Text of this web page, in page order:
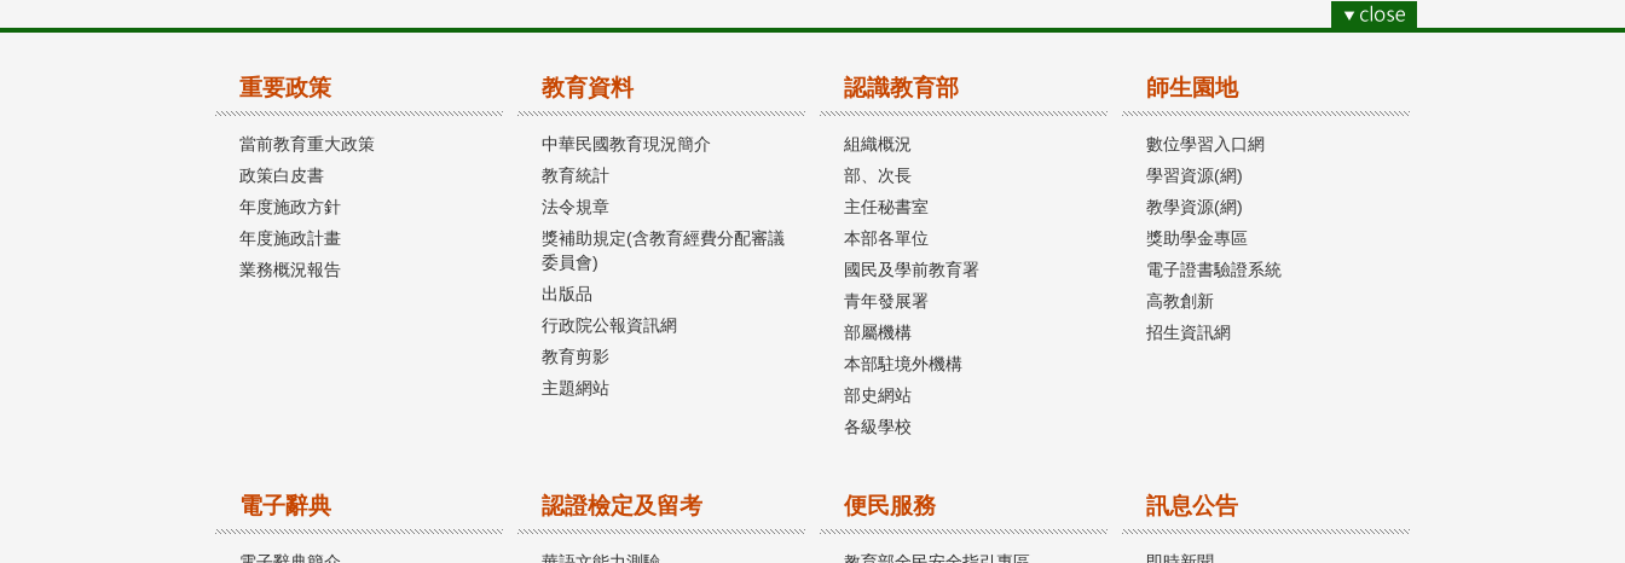
重要政策
當前教育重大政策
政策白皮書
年度施政方針
年度施政計畫
業務概況報告
教育資料
中華民國教育現況簡介
教育統計
法令規章
獎補助規定(含教育經費分配審議
委員會)
出版品
行政院公報資訊網
教育剪影
主題網站
認識教育部
組織概況
部、次長
主任秘書室
本部各單位
國民及學前教育署
青年發展署
部屬機構
本部駐境外機構
部史網站
各級學校
師生園地
數位學習入口網
學習資源(網)
教學資源(網)
獎助學金專區
電子證書驗證系統
高教創新
招生資訊網
電子辭典 認證檢定及留考 便民服務 訊息公告